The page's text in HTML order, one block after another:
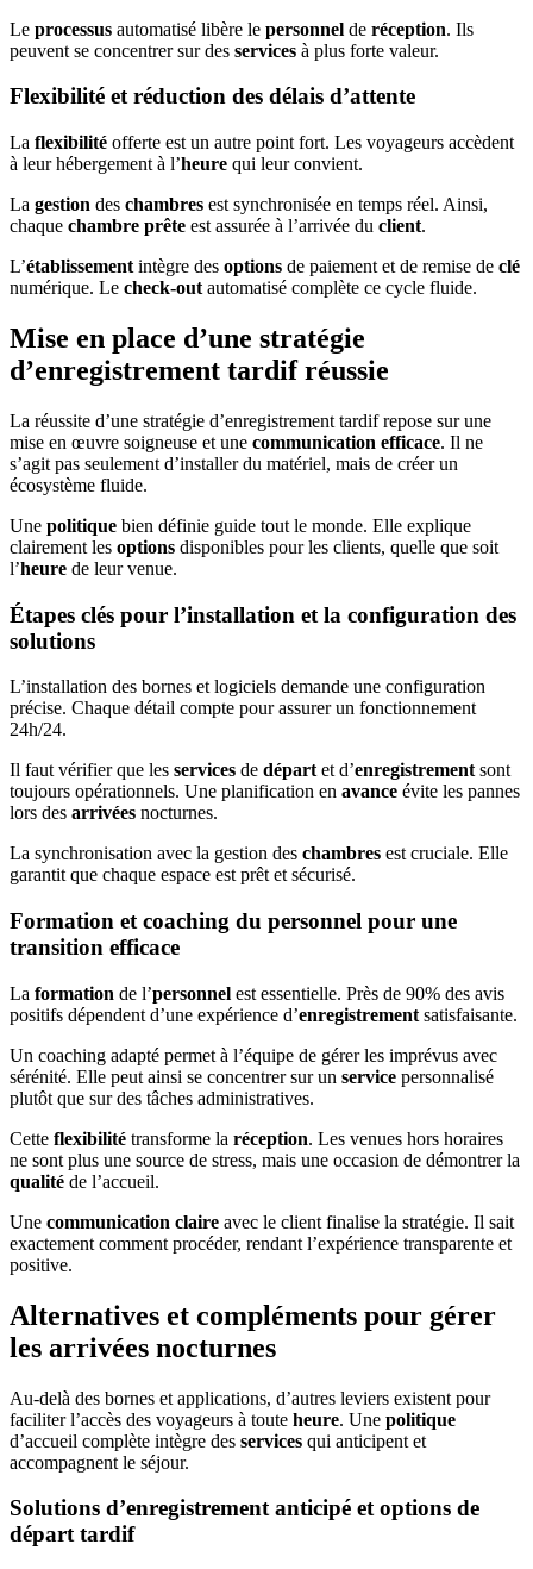
Le processus automatisé libère le personnel de réception. Ils
peuvent se concentrer sur des services à plus forte valeur.
Flexibilité et réduction des délais d’attente
La flexibilité offerte est un autre point fort. Les voyageurs accèdent
à leur hébergement à l’heure qui leur convient.
La gestion des chambres est synchronisée en temps réel. Ainsi,
chaque chambre prête est assurée à l’arrivée du client.
L’établissement intègre des options de paiement et de remise de clé
numérique. Le check-out automatisé complète ce cycle fluide.
Mise en place d’une stratégie
d’enregistrement tardif réussie
La réussite d’une stratégie d’enregistrement tardif repose sur une
mise en œuvre soigneuse et une communication efficace. Il ne
s’agit pas seulement d’installer du matériel, mais de créer un
écosystème fluide.
Une politique bien définie guide tout le monde. Elle explique
clairement les options disponibles pour les clients, quelle que soit
l’heure de leur venue.
Étapes clés pour l’installation et la configuration des
solutions
L’installation des bornes et logiciels demande une configuration
précise. Chaque détail compte pour assurer un fonctionnement
24h/24.
Il faut vérifier que les services de départ et d’enregistrement sont
toujours opérationnels. Une planification en avance évite les pannes
lors des arrivées nocturnes.
La synchronisation avec la gestion des chambres est cruciale. Elle
garantit que chaque espace est prêt et sécurisé.
Formation et coaching du personnel pour une
transition efficace
La formation de l’personnel est essentielle. Près de 90% des avis
positifs dépendent d’une expérience d’enregistrement satisfaisante.
Un coaching adapté permet à l’équipe de gérer les imprévus avec
sérénité. Elle peut ainsi se concentrer sur un service personnalisé
plutôt que sur des tâches administratives.
Cette flexibilité transforme la réception. Les venues hors horaires
ne sont plus une source de stress, mais une occasion de démontrer la
qualité de l’accueil.
Une communication claire avec le client finalise la stratégie. Il sait
exactement comment procéder, rendant l’expérience transparente et
positive.
Alternatives et compléments pour gérer
les arrivées nocturnes
Au-delà des bornes et applications, d’autres leviers existent pour
faciliter l’accès des voyageurs à toute heure. Une politique
d’accueil complète intègre des services qui anticipent et
accompagnent le séjour.
Solutions d’enregistrement anticipé et options de
départ tardif